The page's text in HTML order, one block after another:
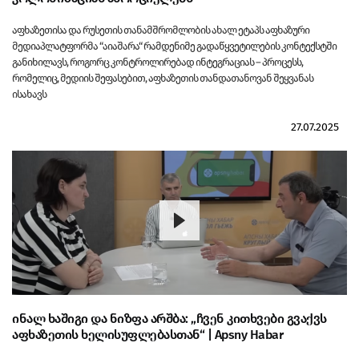
აფხაზეთისა და რუსეთის თანამშრომლობის ახალ ეტაპს აფხაზური
მედიაპლატფორმა “აიაშარა“ რამდენიმე გადაწყვეტილების კონტექსტში
განიხილავს, როგორც კონტროლირებად ინტეგრაციას – პროცესს,
რომელიც, მედიის შეფასებით, აფხაზეთის თანდათანოვან შეყვანას
ისახავს
27.07.2025
ინალ ხაშიგი და ნიზფა არშბა: „ჩვენ კითხვები გვაქვს
აფხაზეთის ხელისუფლებასთან“ | Apsny Habar